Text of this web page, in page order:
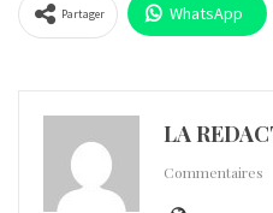
Partager WhatsApp
LA
Commentaires